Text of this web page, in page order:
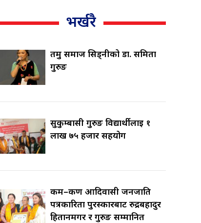
भर्खरै
तमु समाज सिड्नीको डा. समिता
गुरुङ
सुकुम्बासी गुरुङ विद्यार्थीलाई १
लाख ७५ हजार सहयोग
कर्म–कर्ण आदिवासी जनजाति
पत्रकारिता पुरस्कारबाट रुद्रबहादुर
हितानमगर र गुरुङ सम्मानित